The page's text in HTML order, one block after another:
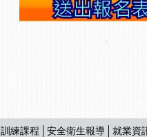
訓練課程 安全衛生報導 就業資